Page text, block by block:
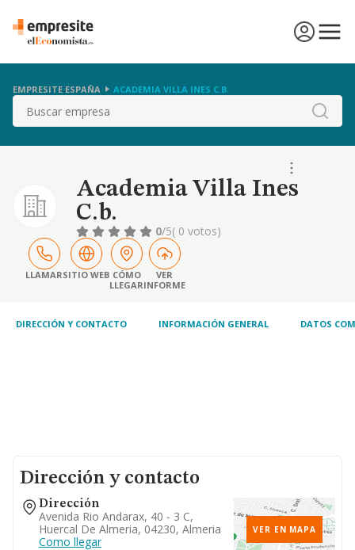
EMPRESITE ESPAÑA ACADEMIA VILLA INES C.B.
Buscar
Academia Villa Ines
C.b.
0/5( 0 votos)
LLAMARSITIO WEB CÓMO
LLEGAR
VER
INFORME
DIRECCIÓN Y CONTACTO INFORMACIÓN GENERAL DATOS
Dirección y contacto
Dirección
Avenida Rio Andarax, 40 - 3 C,
Huercal De Almeria, 04230, Almeria
Como llegar
VER EN MAPA